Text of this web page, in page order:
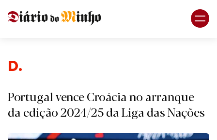
Des
Portugal vence Croácia no arranque
da edição 2024/25 da Liga das Nações